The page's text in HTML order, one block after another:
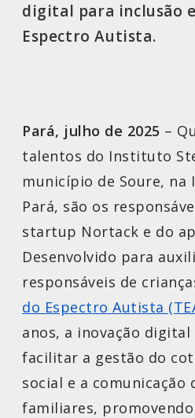
digital para inclusão
Espectro Autista.
Pará, julho de 2025 –
talentos do Instituto
município de Soure, na
Pará, são os
startup Nortack e do
Desenvolvido para
responsáveis de
do Espectro Autista
anos, a inovação
facilitar a gestão do
social e a comunicação
familiares,